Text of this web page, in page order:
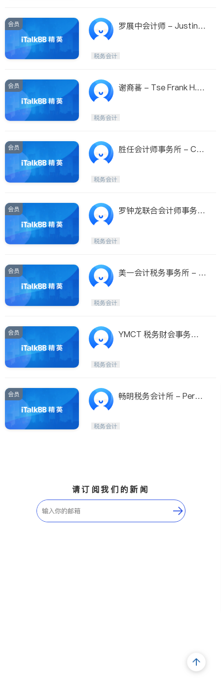
会员
罗展中会计师 - Justin
税务会计
会员
谢裔蕃 - Tse Frank H.C.
税务会计
会员
胜任会计师事务所 - Co
税务会计
会员
罗钟龙联合会计师事务所
税务会计
会员
美一会计税务事务所 - Fi
税务会计
会员
YMCT 税务财会事务所 Y
税务会计
会员
畅明税务会计所 - Perfe
税务会计
请订阅我们的新闻